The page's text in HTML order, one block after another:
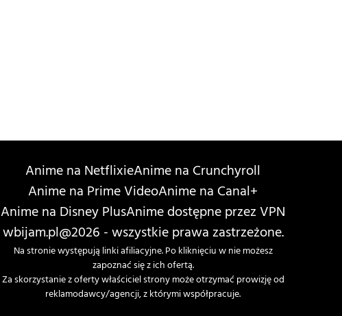
Anime na NetflixieAnime na Crunchyroll
Anime na Prime VideoAnime na Canal+
Anime na Disney PlusAnime dostępne przez VPN
wbijam.pl@2026 - wszystkie prawa zastrzeżone.
Na stronie występują linki afiliacyjne. Po kliknięciu w nie możesz
zapoznać się z ich ofertą.
Za skorzystanie z oferty właściciel strony może otrzymać prowizję od
reklamodawcy/agencji, z którymi współpracuje.